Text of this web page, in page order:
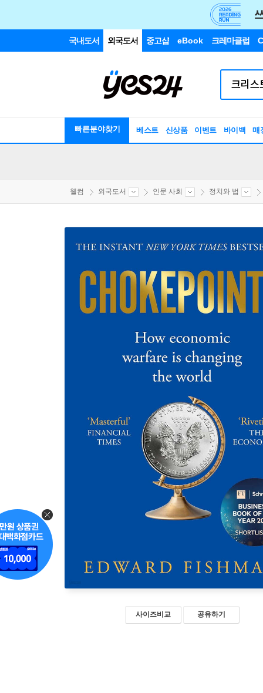
국내도서 외국도서 중고샵 eBook 크레마클럽
빠른분야찾기 베스트 신상품 이벤트 바이백 매
웰컴 외국도서 인문 사회 정치와 법
사이즈비교 공유하기